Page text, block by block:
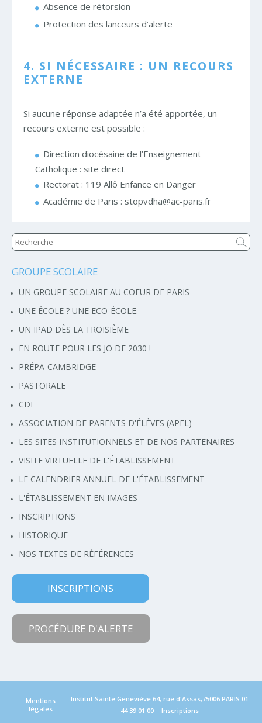
Absence de rétorsion
Protection des lanceurs d’alerte
4. SI NÉCESSAIRE : UN RECOURS
EXTERNE
Si aucune réponse adaptée n’a été apportée, un
recours externe est possible :
Direction diocésaine de l’Enseignement
Catholique : site direct
Rectorat : 119 Allô Enfance en Danger
Académie de Paris : stopvdha@ac-paris.fr
Navigation
GROUPE SCOLAIRE
UN GROUPE SCOLAIRE AU COEUR DE PARIS
UNE ÉCOLE ? UNE ECO-ÉCOLE.
UN IPAD DÈS LA TROISIÈME
EN ROUTE POUR LES JO DE 2030 !
PRÉPA-CAMBRIDGE
PASTORALE
CDI
ASSOCIATION DE PARENTS D'ÉLÈVES (APEL)
LES SITES INSTITUTIONNELS ET DE NOS PARTENAIRES
VISITE VIRTUELLE DE L'ÉTABLISSEMENT
LE CALENDRIER ANNUEL DE L'ÉTABLISSEMENT
L'ÉTABLISSEMENT EN IMAGES
INSCRIPTIONS
HISTORIQUE
NOS TEXTES DE RÉFÉRENCES
INSCRIPTIONS
PROCÉDURE D'ALERTE
Mentions
légales
Institut Sainte Geneviève 64, rue d'Assas,75006 PARIS 01
44 39 01 00
Inscriptions